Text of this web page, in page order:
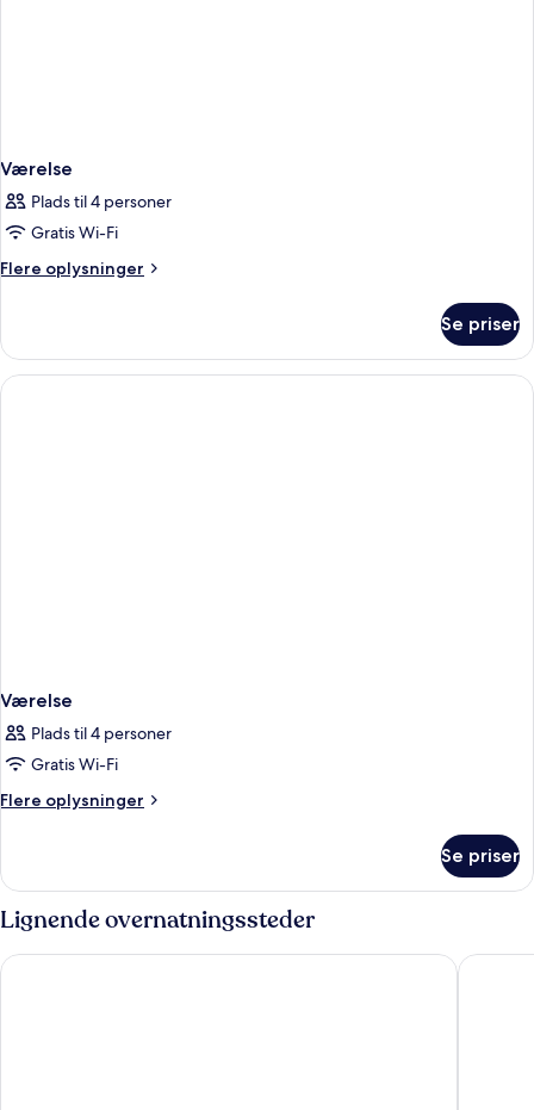
Værelse
Plads til 4 personer
Gratis Wi-Fi
Flere oplysninger
Flere
Se priser
Værelse
Plads til 4 personer
Gratis Wi-Fi
Flere oplysninger
Flere
Se priser
Lignende overnatningssteder
Hotel Sirmione Terme Hotel